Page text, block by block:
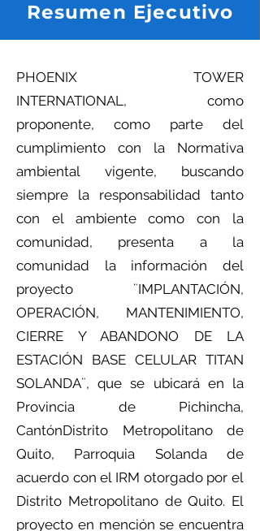
Resumen Ejecutivo
PHOENIX TOWER
INTERNATIONAL, como
proponente, como parte del
cumplimiento con la Normativa
ambiental vigente, buscando
siempre la responsabilidad tanto
con el ambiente como con la
comunidad, presenta a la
comunidad la información del
proyecto ¨IMPLANTACIÓN,
OPERACIÓN, MANTENIMIENTO,
CIERRE Y ABANDONO DE LA
ESTACIÓN BASE CELULAR TITAN
SOLANDA¨, que se ubicará en la
Provincia de Pichincha,
CantónDistrito Metropolitano de
Quito, Parroquia Solanda de
acuerdo con el IRM otorgado por el
Distrito Metropolitano de Quito. El
proyecto en mención se encuentra